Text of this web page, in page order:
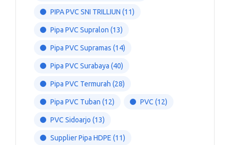
PIPA PVC SNI TRILLIUN (11)
Pipa PVC Supralon (13)
Pipa PVC Supramas (14)
Pipa PVC Surabaya (40)
Pipa PVC Termurah (28)
Pipa PVC Tuban (12) PVC (12)
PVC Sidoarjo (13)
Supplier Pipa HDPE (11)